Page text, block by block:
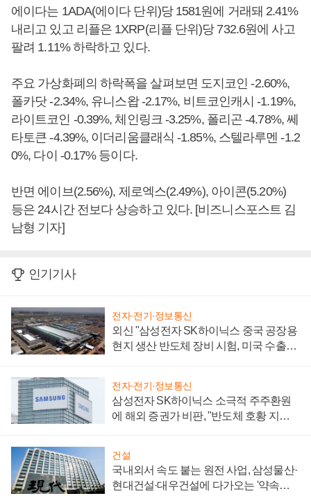
에이다는 1ADA(에이다 단위)당 1581원에 거래돼 2.41%
내리고 있고 리플은 1XRP(리플 단위)당 732.6원에 사고
팔려 1.11% 하락하고 있다.
주요 가상화폐의 하락폭을 살펴보면 도지코인 -2.60%,
폴카닷 -2.34%, 유니스왑 -2.17%, 비트코인캐시 -1.19%,
라이트코인 -0.39%, 체인링크 -3.25%, 폴리곤 -4.78%, 쎄
타토큰 -4.39%, 이더리움클래식 -1.85%, 스텔라루멘 -1.2
0%, 다이 -0.17% 등이다.
반면 에이브(2.56%), 제로엑스(2.49%), 아이콘(5.20%)
등은 24시간 전보다 상승하고 있다. [비즈니스포스트 김
남형 기자]
인기기사
전자·전기·정보통신
외신 "삼성전자 SK하이닉스 중국 공장용
현지 생산 반도체 장비 시험, 미국 수출통
전자·전기·정보통신
삼성전자 SK하이닉스 소극적 주주환원
에 해외 증권가 비판, "반도체 호황 지속
건설
국내외서 속도 붙는 원전 사업, 삼성물산·
현대건설·대우건설에 다가오는 '약속의